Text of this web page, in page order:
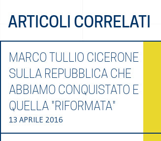
ARTICOLI CORRELATI
MARCO TULLIO CICERONE
SULLA REPUBBLICA CHE
ABBIAMO CONQUISTATO E
QUELLA "RIFORMATA"
13 APRILE 2016